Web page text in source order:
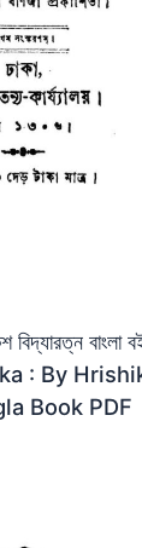
বিদ্যারত্ন বাংলা
: By
Book PDF